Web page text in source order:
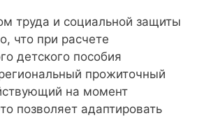
труда и социальной защиты
что при расчете
детского пособия
прожиточный
на момент
позволяет адаптировать